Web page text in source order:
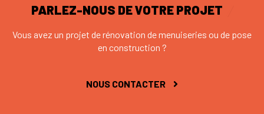
PARLEZ-NOUS DE VOTRE PROJET
Vous avez un projet de rénovation de menuiseries ou de pose
en construction ?
NOUS CONTACTER